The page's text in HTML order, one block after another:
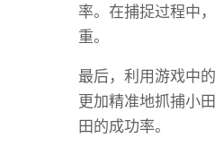
率。在捕捉过程中
重。
最后，利用游戏中
更加精准地抓捕小
田的成功率。